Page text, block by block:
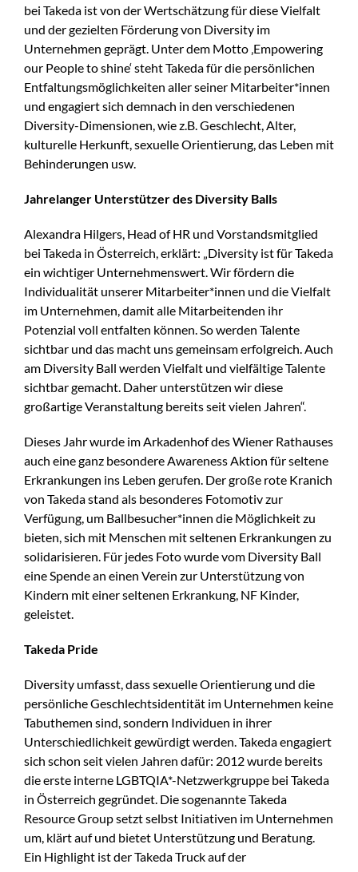
bei Takeda ist von der Wertschätzung für diese Vielfalt
und der gezielten Förderung von Diversity im
Unternehmen geprägt. Unter dem Motto ‚Empowering
our People to shine‘ steht Takeda für die persönlichen
Entfaltungsmöglichkeiten aller seiner Mitarbeiter*innen
und engagiert sich demnach in den verschiedenen
Diversity-Dimensionen, wie z.B. Geschlecht, Alter,
kulturelle Herkunft, sexuelle Orientierung, das Leben mit
Behinderungen usw.
Jahrelanger Unterstützer des Diversity Balls
Alexandra Hilgers, Head of HR und Vorstandsmitglied
bei Takeda in Österreich, erklärt: „Diversity ist für Takeda
ein wichtiger Unternehmenswert. Wir fördern die
Individualität unserer Mitarbeiter*innen und die Vielfalt
im Unternehmen, damit alle Mitarbeitenden ihr
Potenzial voll entfalten können. So werden Talente
sichtbar und das macht uns gemeinsam erfolgreich. Auch
am Diversity Ball werden Vielfalt und vielfältige Talente
sichtbar gemacht. Daher unterstützen wir diese
großartige Veranstaltung bereits seit vielen Jahren“.
Dieses Jahr wurde im Arkadenhof des Wiener Rathauses
auch eine ganz besondere Awareness Aktion für seltene
Erkrankungen ins Leben gerufen. Der große rote Kranich
von Takeda stand als besonderes Fotomotiv zur
Verfügung, um Ballbesucher*innen die Möglichkeit zu
bieten, sich mit Menschen mit seltenen Erkrankungen zu
solidarisieren. Für jedes Foto wurde vom Diversity Ball
eine Spende an einen Verein zur Unterstützung von
Kindern mit einer seltenen Erkrankung, NF Kinder,
geleistet.
Takeda Pride
Diversity umfasst, dass sexuelle Orientierung und die
persönliche Geschlechtsidentität im Unternehmen keine
Tabuthemen sind, sondern Individuen in ihrer
Unterschiedlichkeit gewürdigt werden. Takeda engagiert
sich schon seit vielen Jahren dafür: 2012 wurde bereits
die erste interne LGBTQIA*-Netzwerkgruppe bei Takeda
in Österreich gegründet. Die sogenannte Takeda
Resource Group setzt selbst Initiativen im Unternehmen
um, klärt auf und bietet Unterstützung und Beratung.
Ein Highlight ist der Takeda Truck auf der